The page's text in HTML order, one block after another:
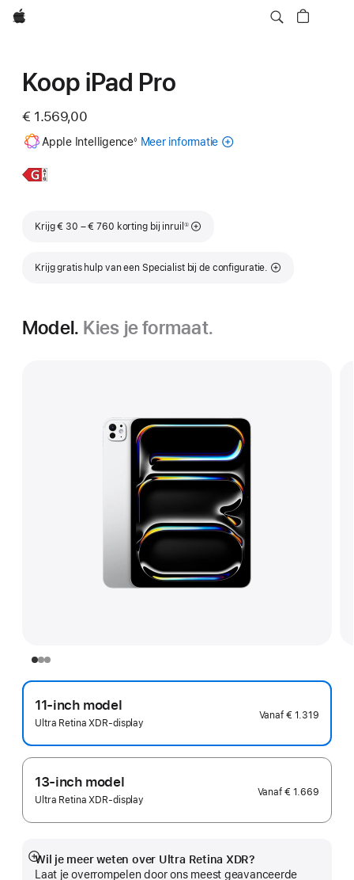
Apple
Koop iPad Pro
€ 1.569,00
Apple Intelligence◊ Meer informatie over
Meer
Krijg € 30 – € 760 korting bij inruil
Voetnoot
①
Krijg gratis hulp van een Specialist bij de configuratie.
Model. Kies je formaat.
11‑inch model
Ultra Retina XDR-display
Vanaf € 1.319
13‑inch model
Ultra Retina XDR-display
Vanaf € 1.669
Wil je meer weten over Ultra Retina XDR?
Laat je overrompelen door ons meest geavanceerde
Meer